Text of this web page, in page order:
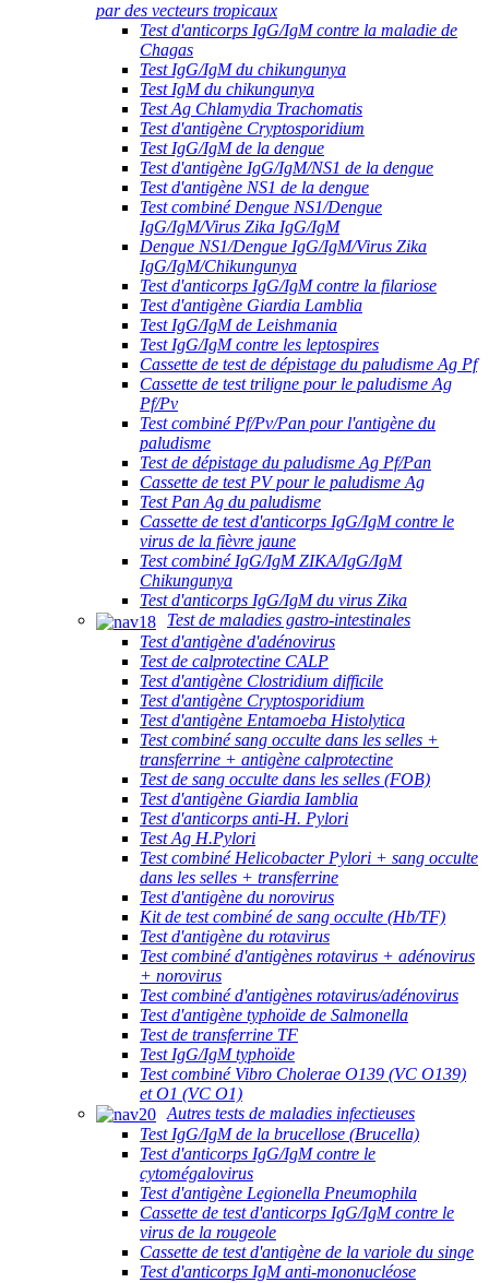
par des vecteurs tropicaux
Test d'anticorps IgG/IgM contre la maladie de
Chagas
Test IgG/IgM du chikungunya
Test IgM du chikungunya
Test Ag Chlamydia Trachomatis
Test d'antigène Cryptosporidium
Test IgG/IgM de la dengue
Test d'antigène IgG/IgM/NS1 de la dengue
Test d'antigène NS1 de la dengue
Test combiné Dengue NS1/Dengue
IgG/IgM/Virus Zika IgG/IgM
Dengue NS1/Dengue IgG/IgM/Virus Zika
IgG/IgM/Chikungunya
Test d'anticorps IgG/IgM contre la filariose
Test d'antigène Giardia Lamblia
Test IgG/IgM de Leishmania
Test IgG/IgM contre les leptospires
Cassette de test de dépistage du paludisme Ag Pf
Cassette de test triligne pour le paludisme Ag
Pf/Pv
Test combiné Pf/Pv/Pan pour l'antigène du
paludisme
Test de dépistage du paludisme Ag Pf/Pan
Cassette de test PV pour le paludisme Ag
Test Pan Ag du paludisme
Cassette de test d'anticorps IgG/IgM contre le
virus de la fièvre jaune
Test combiné IgG/IgM ZIKA/IgG/IgM
Chikungunya
Test d'anticorps IgG/IgM du virus Zika
Test de maladies gastro-intestinales
Test d'antigène d'adénovirus
Test de calprotectine CALP
Test d'antigène Clostridium difficile
Test d'antigène Cryptosporidium
Test d'antigène Entamoeba Histolytica
Test combiné sang occulte dans les selles +
transferrine + antigène calprotectine
Test de sang occulte dans les selles (FOB)
Test d'antigène Giardia Iamblia
Test d'anticorps anti-H. Pylori
Test Ag H.Pylori
Test combiné Helicobacter Pylori + sang occulte
dans les selles + transferrine
Test d'antigène du norovirus
Kit de test combiné de sang occulte (Hb/TF)
Test d'antigène du rotavirus
Test combiné d'antigènes rotavirus + adénovirus
+ norovirus
Test combiné d'antigènes rotavirus/adénovirus
Test d'antigène typhoïde de Salmonella
Test de transferrine TF
Test IgG/IgM typhoïde
Test combiné Vibro Cholerae O139 (VC O139)
et O1 (VC O1)
Autres tests de maladies infectieuses
Test IgG/IgM de la brucellose (Brucella)
Test d'anticorps IgG/IgM contre le
cytomégalovirus
Test d'antigène Legionella Pneumophila
Cassette de test d'anticorps IgG/IgM contre le
virus de la rougeole
Cassette de test d'antigène de la variole du singe
Test d'anticorps IgM anti-mononucléose